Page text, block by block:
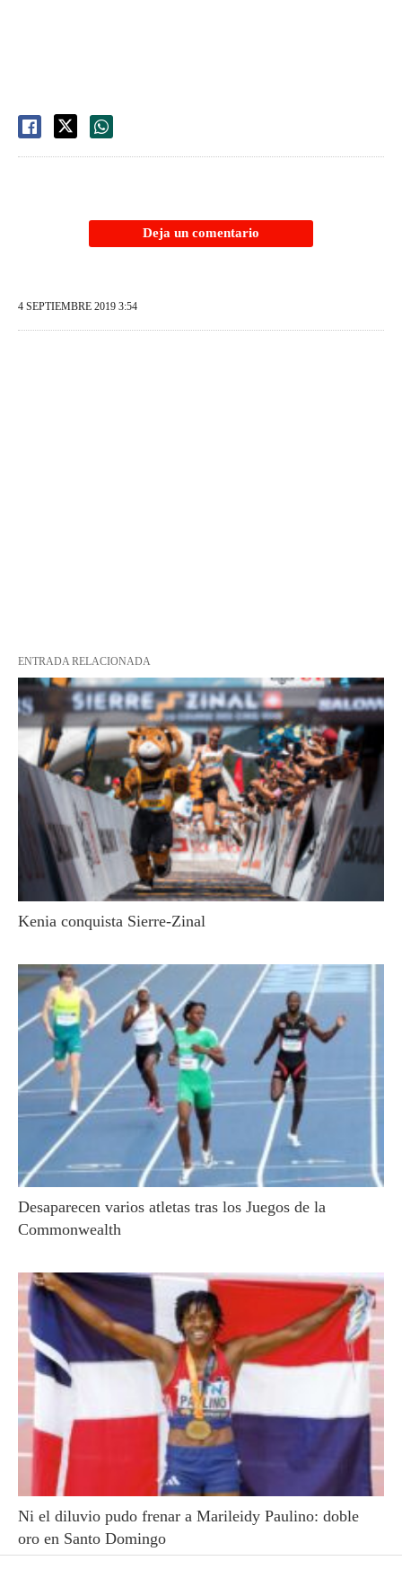
Deja un comentario
4 SEPTIEMBRE 2019 3:54
ENTRADA RELACIONADA
Kenia conquista Sierre-Zinal
Desaparecen varios atletas tras los Juegos de la
Commonwealth
Ni el diluvio pudo frenar a Marileidy Paulino: doble
oro en Santo Domingo